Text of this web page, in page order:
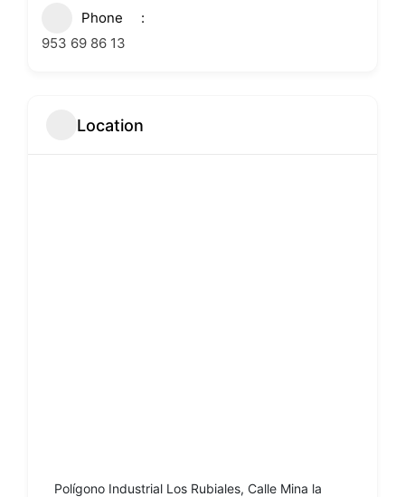
Phone
953 69 86 13
Location
Polígono Industrial Los Rubiales, Calle Mina la